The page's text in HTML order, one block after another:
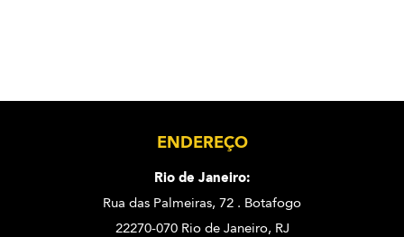
ENDEREÇO
Rio de Janeiro:
Rua das Palmeiras, 72 . Botafogo
22270-070 Rio de Janeiro, RJ